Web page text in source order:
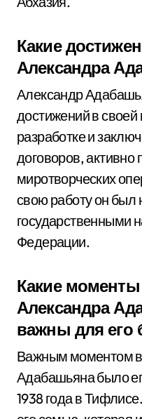
Какие
Александра
Александр
достижений в
разработке и
договоров, активно
миротворческих
свою работу он был
государственными
Федерации.
Какие моменты
Александра
важны для его
Важным моментом в
Адабашьяна было
1938 года в